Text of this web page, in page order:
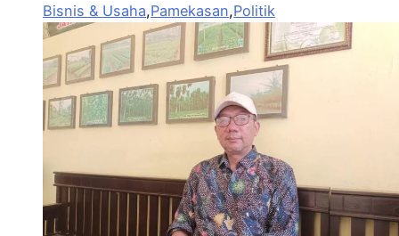
Bisnis & Usaha,Pamekasan,Politik